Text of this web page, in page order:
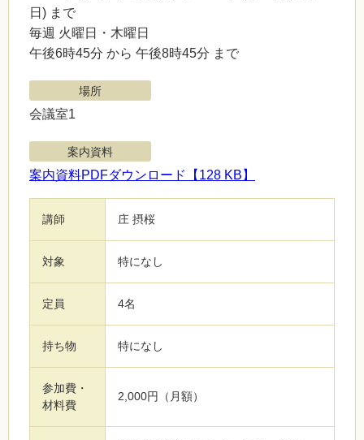
日) まで
毎週 火曜日・木曜日
午後6時45分 から 午後8時45分 まで
場所
会議室1
案内資料
案内資料PDFダウンロード【128 KB】
講師 庄 摂桜
対象 特になし
定員 4名
持ち物 特になし
参加費・
材料費
2,000円（月額）